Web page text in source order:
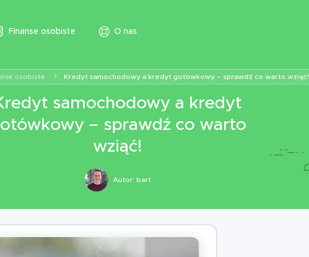
Finanse osobiste O nas
osobiste Kredyt samochodowy a kredyt gotówkowy – sprawdź co warto wziąć!
samochodowy a kredyt
– sprawdź co warto
wziąć!
Autor: bart